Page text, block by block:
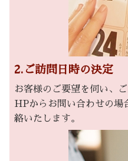
2.ご訪問日時の決定
お客様のご要望を伺い、
HPからお問い合わせの場
絡いたします。